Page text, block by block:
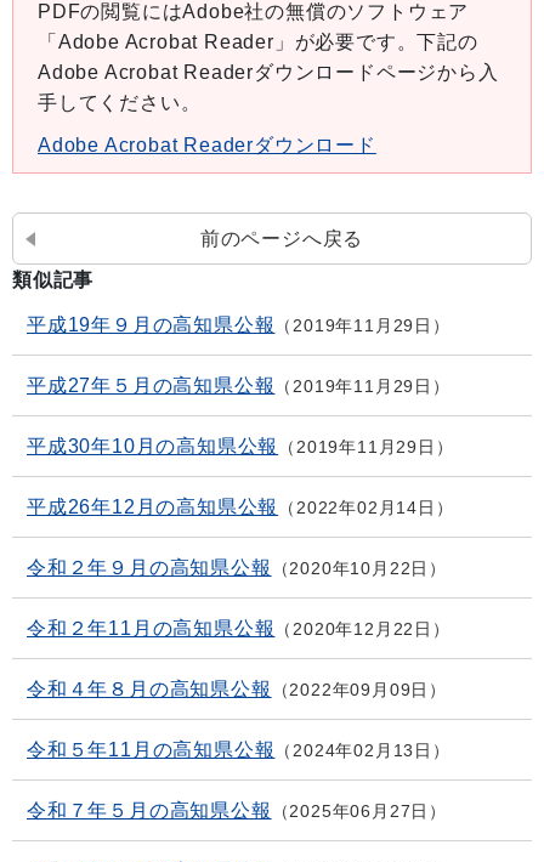
PDFの閲覧にはAdobe社の無償のソフトウェア
「Adobe Acrobat Reader」が必要です。下記の
Adobe Acrobat Readerダウンロードページから入
手してください。
Adobe Acrobat Readerダウンロード
前のページへ戻る
類似記事
平成19年９月の高知県公報 2019年11月29日
平成27年５月の高知県公報 2019年11月29日
平成30年10月の高知県公報 2019年11月29日
平成26年12月の高知県公報 2022年02月14日
令和２年９月の高知県公報 2020年10月22日
令和２年11月の高知県公報 2020年12月22日
令和４年８月の高知県公報 2022年09月09日
令和５年11月の高知県公報 2024年02月13日
令和７年５月の高知県公報 2025年06月27日